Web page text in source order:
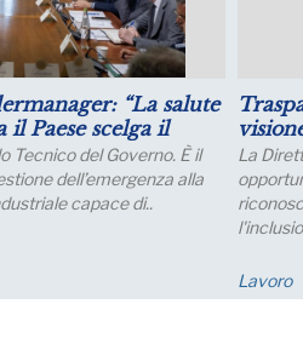
e manager per il
nord Italia
per un
Le
a luglio,